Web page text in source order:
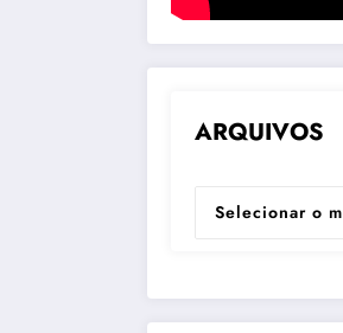
ARQUIVOS
ARQUIVOS